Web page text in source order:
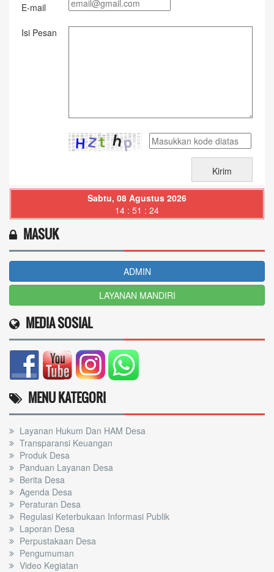
E-mail
Isi Pesan
Sabtu, 08 Agustus 2026
14 : 51 : 25
MASUK
ADMIN
LAYANAN MANDIRI
MEDIA SOSIAL
MENU KATEGORI
Layanan Hukum Dan HAM Desa
Transparansi Keuangan
Produk Desa
Panduan Layanan Desa
Berita Desa
Agenda Desa
Peraturan Desa
Regulasi Keterbukaan Informasi Publik
Laporan Desa
Perpustakaan Desa
Pengumuman
Video Kegiatan